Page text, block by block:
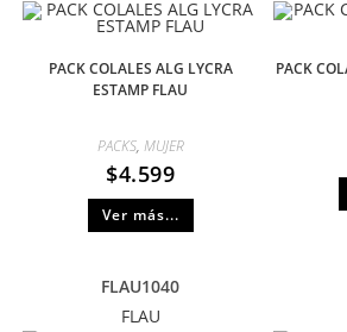
PACK COLALES ALG LYCRA
ESTAMP FLAU
PACKS, MUJER
$4.599
Ver más...
PACK
FLAU1040
FLAU